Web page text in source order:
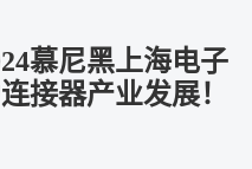
慕尼黑上海电子
接器产业发展！